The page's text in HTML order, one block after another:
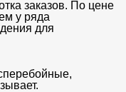
заказов. По цене
у ряда
для